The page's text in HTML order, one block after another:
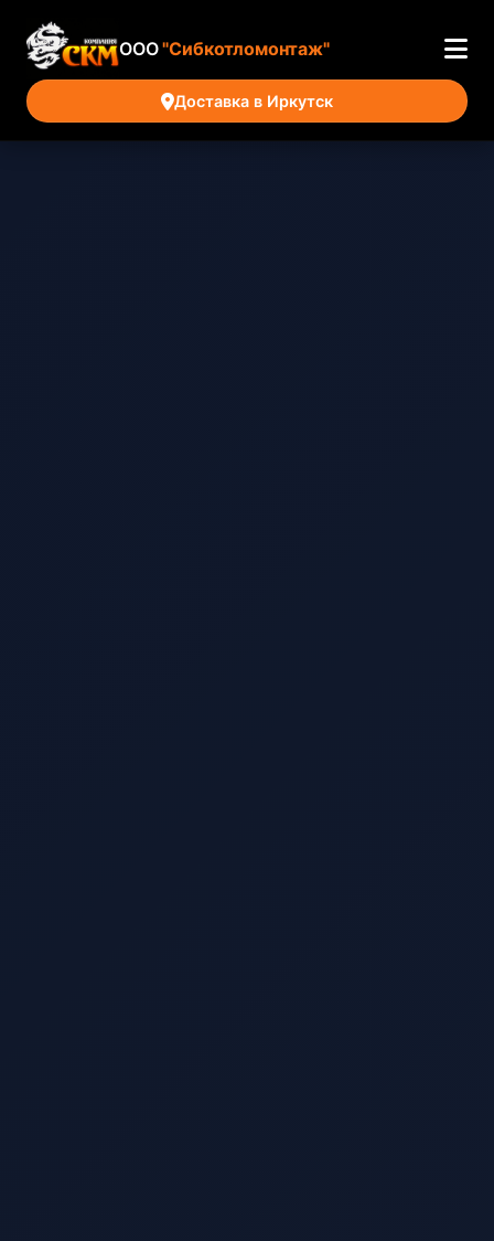
ООО"Сибкотломонтаж"
Доставка в Иркутск